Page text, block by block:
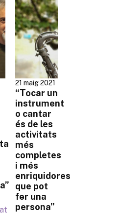
21 maig 2021
“Tocar un
instrument
o cantar
és de les
activitats
més
completes
i més
enriquidores
que pot
fer una
persona”